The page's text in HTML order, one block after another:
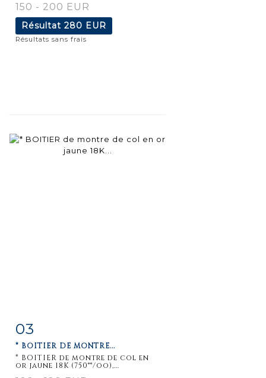
150 - 200 EUR
Résultat 280 EUR
Résultats sans frais
détaillée
03
* BOITIER DE MONTRE...
* BOITIER de montre de col en
or jaune 18K (750°°/oo),...